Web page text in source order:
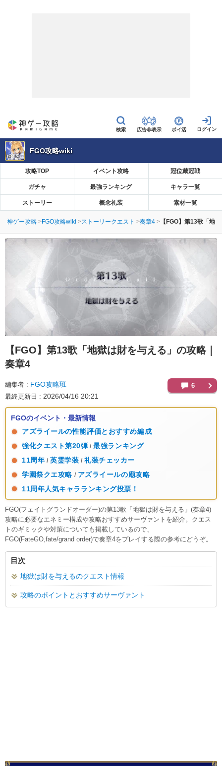
広告非表示 ポイ活
FGO攻略wiki
攻略TOP イベント攻略 冠位戴冠戦
ガチャ 最強ランキング キャラ一覧
ストーリー 概念礼装 素材一覧
神ゲー攻略 FGO攻略wiki ストーリークエスト 奏章4 【FGO】第13歌「地
【FGO】 第13歌「地獄は財を与える」の攻略｜
奏章4
編集者 FGO攻略班
最終更新日 2026/04/16 20:21
6
FGOのイベント・最新情報
アズライールの性能評価とおすすめ編成
強化クエスト第20弾 / 最強ランキング
11周年 / 英霊学装 / 礼装チェッカー
学園祭クエ攻略 / アズライールの廟攻略
11周年人気キャラランキング投票！
FGO(フェイトグランドオーダー)の第13歌「地獄は財を与える」(奏章4)
攻略に必要なエネミー構成や攻略おすすめサーヴァントを紹介。クエス
トのギミックや対策についても掲載しているので、
FGO(FateGO,fate/grand order)で奏章4をプレイする際の参考にどうぞ。
目次
地獄は財を与えるのクエスト情報
攻略のポイントとおすすめサーヴァント